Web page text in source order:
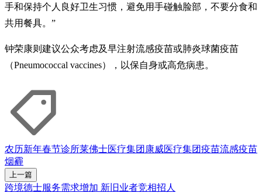
手和保持个人良好卫生习惯，避免用手碰触脸部，不要分食和
共用餐具。”
钟荣康则建议公众考虑及早注射流感疫苗或肺炎球菌疫苗
（Pneumococcal vaccines），以保自身或高危病患。
农历新年春节诊所莱佛士医疗集团 康威医疗集团疫苗流感疫苗
烟霾
上一篇
跨境德士服务需求增加 新旧业者竞相招人